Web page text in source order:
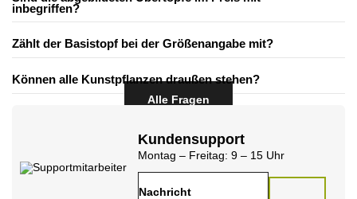
inbegriffen?
Zählt der Basistopf bei der Größenangabe mit?
Können alle Kunstpflanzen draußen stehen?
Alle Fragen
Kundensupport
Montag – Freitag: 9 – 15 Uhr
Nachricht